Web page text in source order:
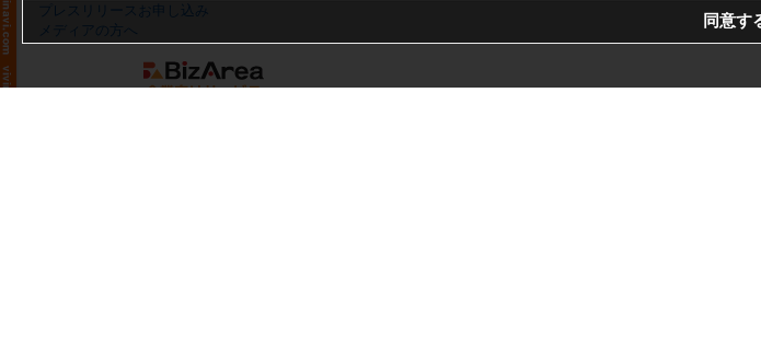
プレスリリースお申し込み
メディアの方へ